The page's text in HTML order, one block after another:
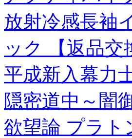
放射冷感長袖
ック 【返品交
平成新入幕力
隠密道中～闇
欲望論 プラト